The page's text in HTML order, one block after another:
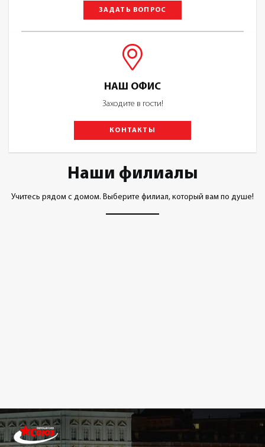
ЗАДАТЬ ВОПРОС
НАШ ОФИС
Заходите в гости!
КОНТАКТЫ
Наши филиалы
Учитесь рядом с домом. Выберите филиал, который вам по душе!